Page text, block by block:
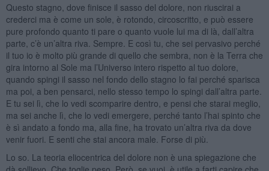
Questo stagno, dove finisce il sasso del dolore, non riuscirai a
crederci ma è come un sole, è rotondo, circoscritto, e può essere
pure profondo quanto ti pare o quanto vuole lui ma di là, dall’altra
parte, c’è un’altra riva. Sempre. E così tu, che sei pervasivo perché
il tuo io è molto più grande di quello che sembra, non è la Terra che
gira intorno al Sole ma l’Universo intero rispetto al tuo dolore,
quando spingi il sasso nel fondo dello stagno lo fai perché sparisca
ma poi, a ben pensarci, nello stesso tempo lo spingi dall’altra parte.
E tu sei lì, che lo vedi scomparire dentro, e pensi che starai meglio,
ma sei anche lì, che lo vedi emergere, perché tanto l’hai spinto che
è sì andato a fondo ma, alla fine, ha trovato un’altra riva da dove
venir fuori. E senti che stai ancora male. Forse di più.
Lo so. La teoria eliocentrica del dolore non è una spiegazione che